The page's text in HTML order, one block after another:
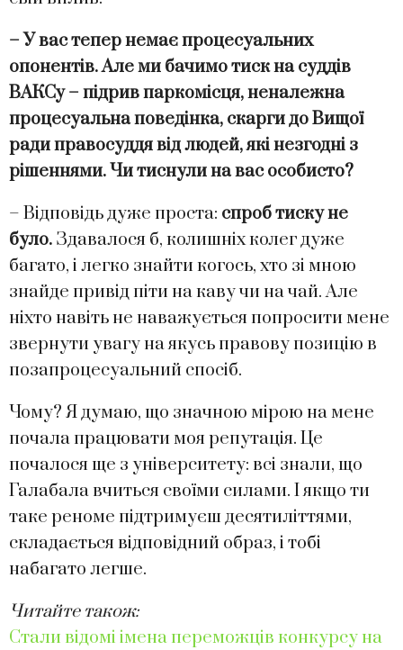
– У вас тепер немає процесуальних
опонентів. Але ми бачимо тиск на суддів
ВАКСу – підрив паркомісця, неналежна
процесуальна поведінка, скарги до Вищої
ради правосуддя від людей, які незгодні з
рішеннями. Чи тиснули на вас особисто?
– Відповідь дуже проста: спроб тиску не
було. Здавалося б, колишніх колег дуже
багато, і легко знайти когось, хто зі мною
знайде привід піти на каву чи на чай. Але
ніхто навіть не наважується попросити мене
звернути увагу на якусь правову позицію в
позапроцесуальний спосіб.
Чому? Я думаю, що значною мірою на мене
почала працювати моя репутація. Це
почалося ще з університету: всі знали, що
Галабала вчиться своїми силами. І якщо ти
таке реноме підтримуєш десятиліттями,
складається відповідний образ, і тобі
набагато легше.
Читайте також:
Стали відомі імена переможців конкурсу на